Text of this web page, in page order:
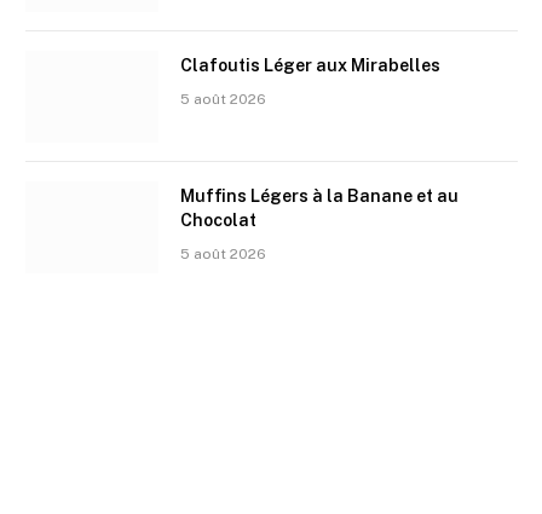
Clafoutis Léger aux Mirabelles
5 août 2026
Muffins Légers à la Banane et au
Chocolat
5 août 2026